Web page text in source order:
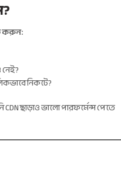
করুন:
নিকটে?
ছাড়াও ভালো পারফর্মেন্স পেতে